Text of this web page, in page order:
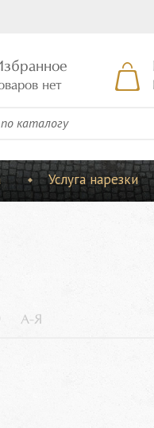
нет
Услуга нарезки
А-Я